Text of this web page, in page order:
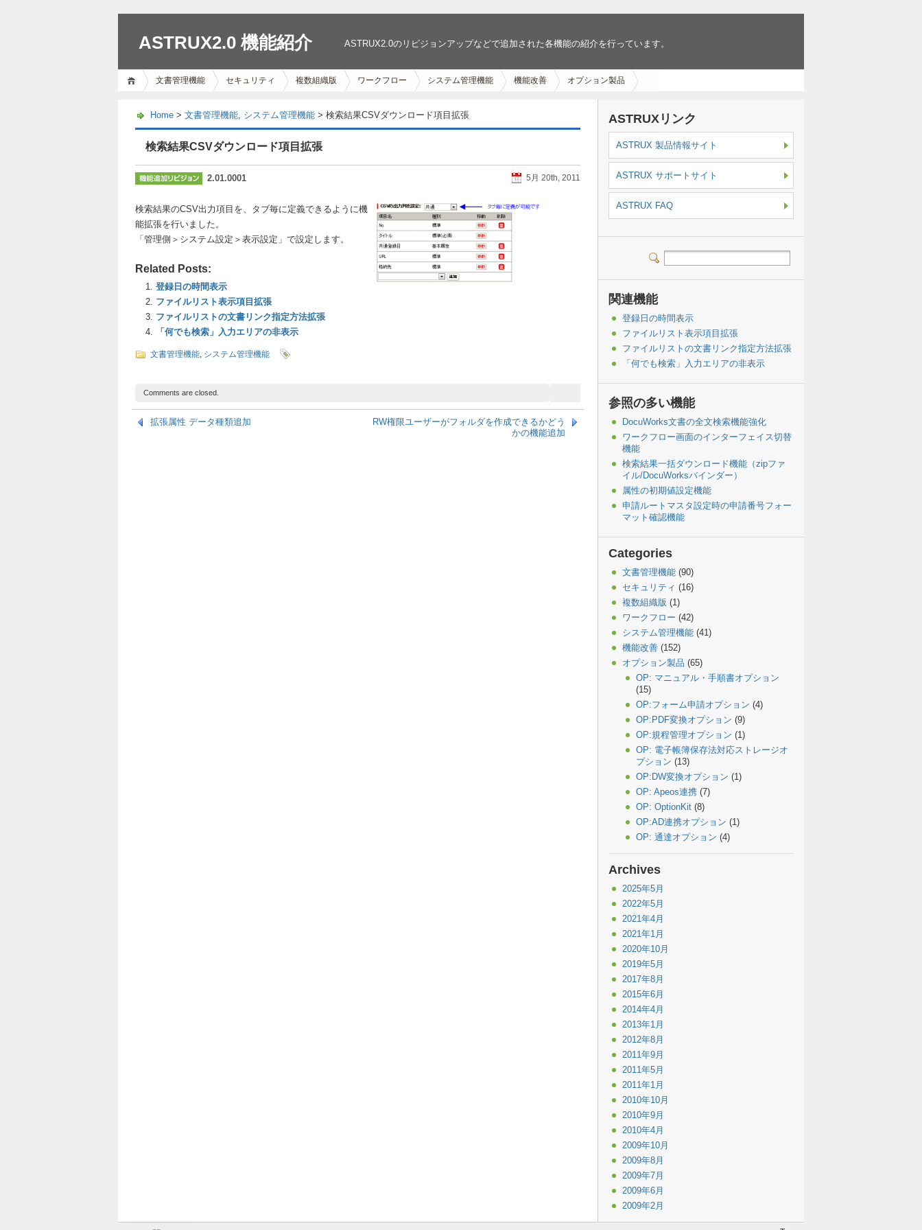
ASTRUX2.0 機能紹介 ASTRUX2.0のリビジョンアップなどで追加された各機能の紹介を行っています。
文書管理機能 セキュリティ 複数組織版 ワークフロー システム管理機能 機能改善 オプション製品
Home > 文書管理機能, システム管理機能 > 検索結果CSVダウンロード項目拡張
検索結果CSVダウンロード項目拡張
5月 20th, 2011
2.01.0001
検索結果のCSV出力項目を、タブ毎に定義できるように機
能拡張を行いました。
「管理側＞システム設定＞表示設定」で設定します。
Related Posts:
登録日の時間表示
ファイルリスト表示項目拡張
ファイルリストの文書リンク指定方法拡張
「何でも検索」入力エリアの非表示
文書管理機能, システム管理機能
Comments are closed.
拡張属性 データ種類追加
RW権限ユーザーがフォルダを作成できるかどう
かの機能追加
ASTRUXリンク
ASTRUX 製品情報サイト
ASTRUX サポートサイト
ASTRUX FAQ
関連機能
登録日の時間表示
ファイルリスト表示項目拡張
ファイルリストの文書リンク指定方法拡張
「何でも検索」入力エリアの非表示
参照の多い機能
DocuWorks文書の全文検索機能強化
ワークフロー画面のインターフェイス切替
機能
検索結果一括ダウンロード機能（zipファ
イル/DocuWorksバインダー）
属性の初期値設定機能
申請ルートマスタ設定時の申請番号フォー
マット確認機能
Categories
文書管理機能 (90)
セキュリティ (16)
複数組織版 (1)
ワークフロー (42)
システム管理機能 (41)
機能改善 (152)
オプション製品 (65)
OP: マニュアル・手順書オプション
(15)
OP:フォーム申請オプション (4)
OP:PDF変換オプション (9)
OP:規程管理オプション (1)
OP: 電子帳簿保存法対応ストレージオ
プション (13)
OP:DW変換オプション (1)
OP: Apeos連携 (7)
OP: OptionKit (8)
OP:AD連携オプション (1)
OP: 通達オプション (4)
Archives
2025年5月
2022年5月
2021年4月
2021年1月
2020年10月
2019年5月
2017年8月
2015年6月
2014年4月
2013年1月
2012年8月
2011年9月
2011年5月
2011年1月
2010年10月
2010年9月
2010年4月
2009年10月
2009年8月
2009年7月
2009年6月
2009年2月